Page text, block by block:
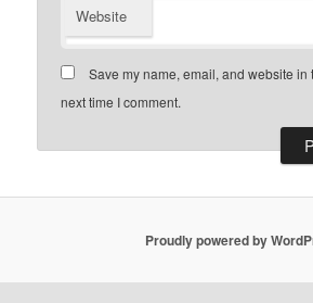
Website
Save my name, email, and website in
next time I comment.
Proudly powered by